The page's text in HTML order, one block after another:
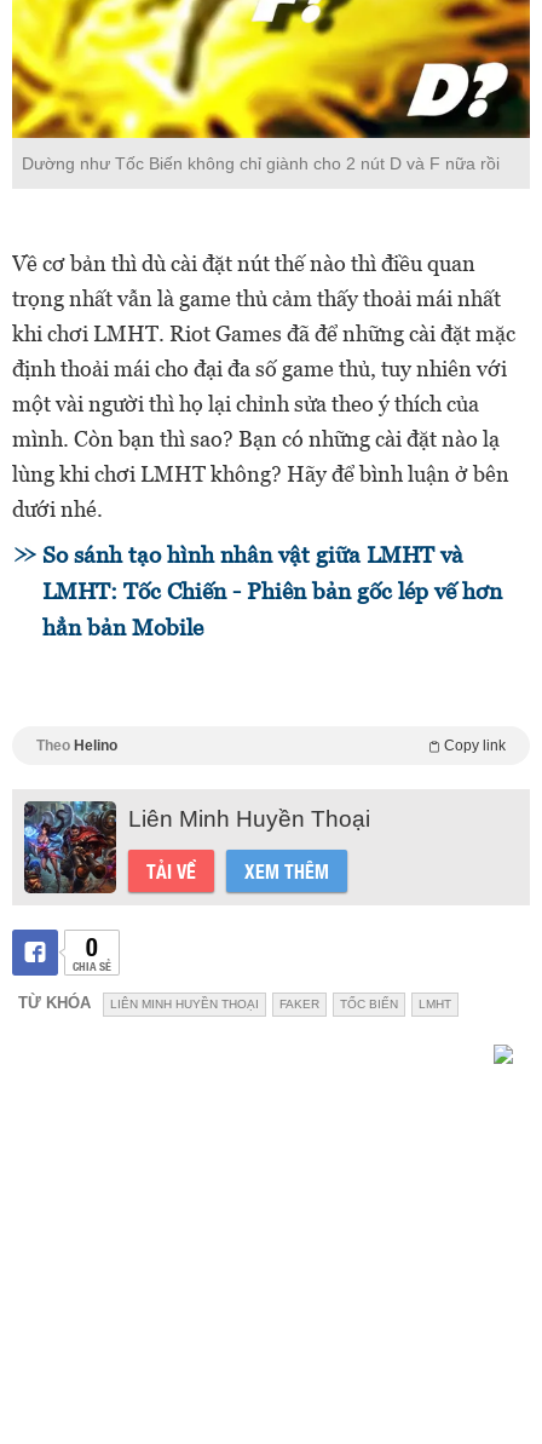
Dường như Tốc Biến không chỉ giành cho 2 nút D và F nữa rồi
Về cơ bản thì dù cài đặt nút thế nào thì điều quan
trọng nhất vẫn là game thủ cảm thấy thoải mái nhất
khi chơi LMHT. Riot Games đã để những cài đặt mặc
định thoải mái cho đại đa số game thủ, tuy nhiên với
một vài người thì họ lại chỉnh sửa theo ý thích của
mình. Còn bạn thì sao? Bạn có những cài đặt nào lạ
lùng khi chơi LMHT không? Hãy để bình luận ở bên
dưới nhé.
So sánh tạo hình nhân vật giữa LMHT và
LMHT: Tốc Chiến - Phiên bản gốc lép vế hơn
hẳn bản Mobile
Theo Helino Copy link
Liên Minh Huyền Thoại
TẢI VỀ XEM THÊM
0
CHIA SẺ
TỪ KHÓA LIÊN MINH HUYỀN THOẠI FAKER TỐC BIẾN LMHT